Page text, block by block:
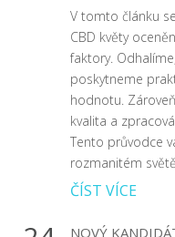
V tomto článku
CBD květy
faktory.
poskytneme
hodnotu.
kvalita a
Tento průvodce
rozmanitém
ČÍST VÍCE
NOVÝ